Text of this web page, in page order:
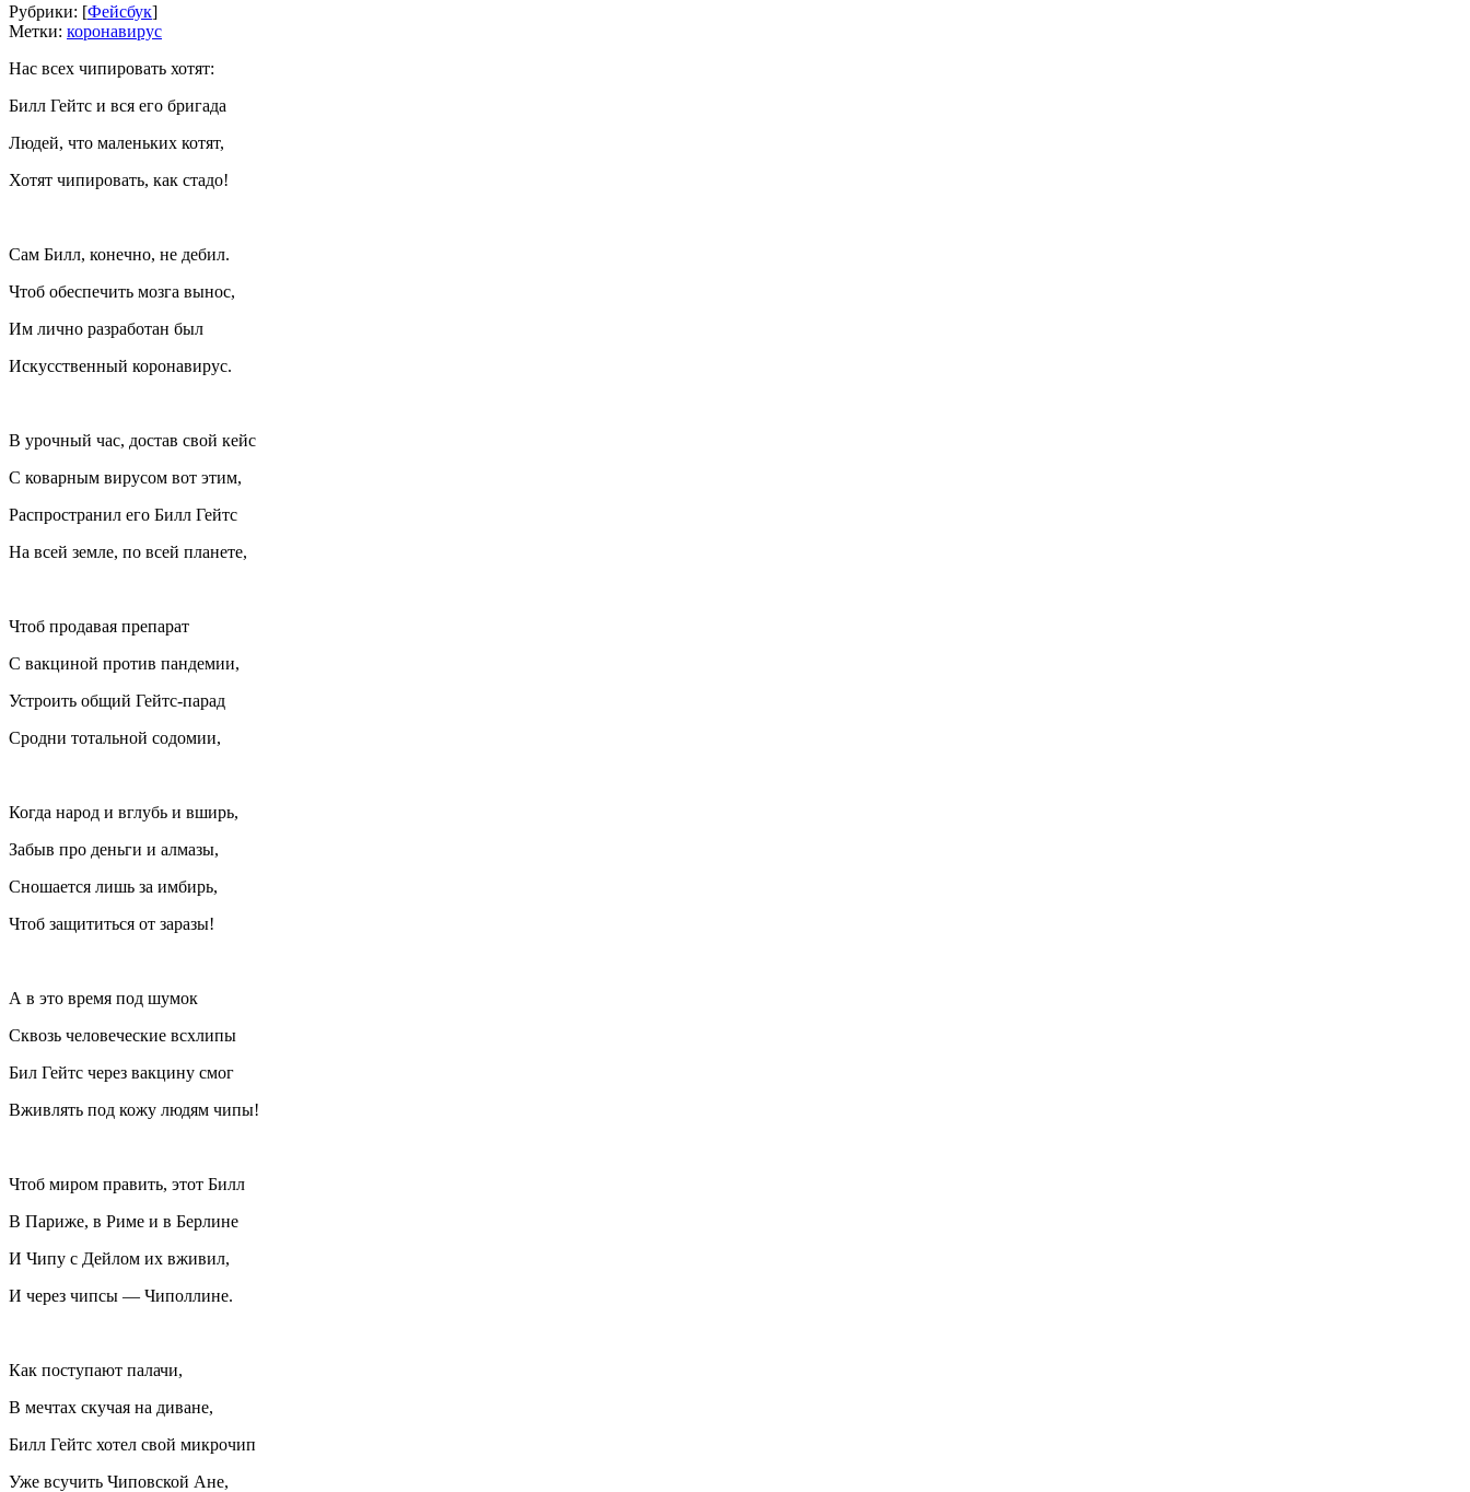
Рубрики: [Фейсбук]
Метки: коронавирус
Нас всех чипировать хотят:
Билл Гейтс и вся его бригада
Людей, что маленьких котят,
Хотят чипировать, как стадо!
Сам Билл, конечно, не дебил.
Чтоб обеспечить мозга вынос,
Им лично разработан был
Искусственный коронавирус.
В урочный час, достав свой кейс
С коварным вирусом вот этим,
Распространил его Билл Гейтс
На всей земле, по всей планете,
Чтоб продавая препарат
С вакциной против пандемии,
Устроить общий Гейтс-парад
Сродни тотальной содомии,
Когда народ и вглубь и вширь,
Забыв про деньги и алмазы,
Сношается лишь за имбирь,
Чтоб защититься от заразы!
А в это время под шумок
Сквозь человеческие всхлипы
Бил Гейтс через вакцину смог
Вживлять под кожу людям чипы!
Чтоб миром править, этот Билл
В Париже, в Риме и в Берлине
И Чипу с Дейлом их вживил,
И через чипсы — Чиполлине.
Как поступают палачи,
В мечтах скучая на диване,
Билл Гейтс хотел свой микрочип
Уже всучить Чиповской Ане,